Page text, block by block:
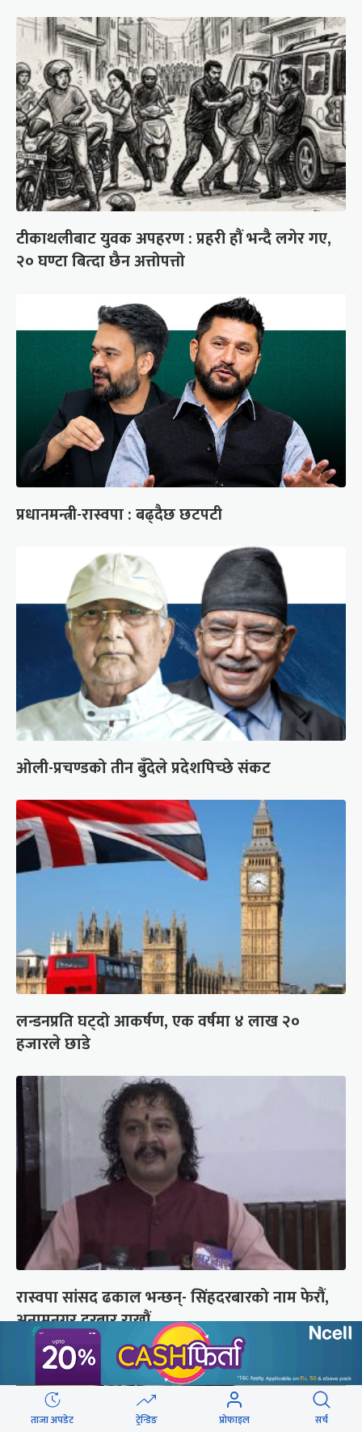
टीकाथलीबाट युवक अपहरण : प्रहरी हौं भन्दै लगेर गए,
२० घण्टा बित्दा छैन अत्तोपत्तो
प्रधानमन्त्री-रास्वपा : बढ्दैछ छटपटी
ओली-प्रचण्डको तीन बुँदेले प्रदेशपिच्छे संकट
लन्डनप्रति घट्दो आकर्षण, एक वर्षमा ४ लाख २०
हजारले छाडे
रास्वपा सांसद ढकाल भन्छन्- सिंहदरबारको नाम फेरौं,
अनामनगर दरबार राखौं
ताजा अपडेट ट्रेन्डिङ प्रोफाइल सर्च